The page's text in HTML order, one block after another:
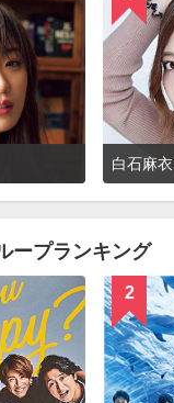
白石麻衣
ープランキング
2